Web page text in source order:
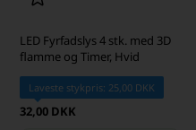
LED Fyrfadslys 4 stk. med 3D
flamme og Timer, Hvid
Laveste stykpris: 25,00 DKK
32,00 DKK